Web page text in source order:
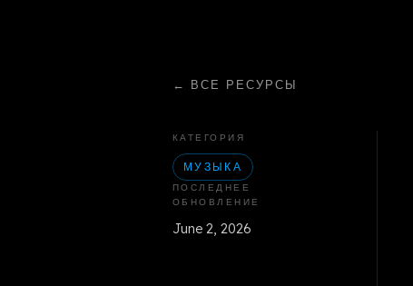
← ВСЕ РЕСУРСЫ
КАТЕГОРИЯ
МУЗЫКА
ПОСЛЕДНЕЕ
ОБНОВЛЕНИЕ
June 2, 2026